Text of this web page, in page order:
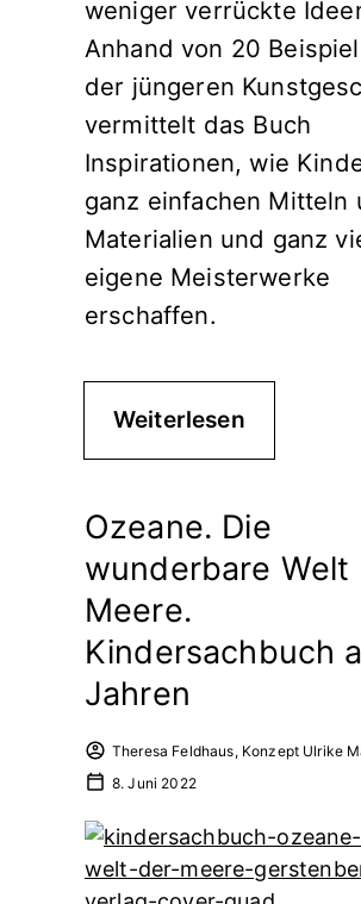
weniger verrückte
Anhand von 20
der jüngeren
vermittelt das Buch
Inspirationen, wie
ganz einfachen Mitteln
Materialien und ganz
eigene Meisterwerke
erschaffen.
Weiterlesen
Ozeane. Die
wunderbare Welt
Meere.
Kindersachbuch
Jahren
Theresa Feldhaus, Konzept Ulrike
8. Juni 2022